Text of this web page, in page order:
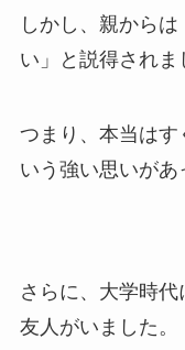
しかし、親から
い」と説得されま
つまり、本当はす
いう強い思いがあ
さらに、大学時
友人がいました。